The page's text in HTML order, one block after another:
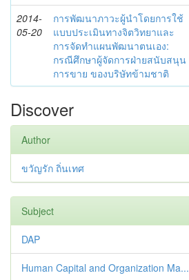
2014-
05-20
การพัฒนาภาวะผู้นำโดยการใช้
แบบประเมินทางจิตวิทยาและ
การจัดทำแผนพัฒนาตนเอง:
กรณีศึกษาผู้จัดการฝ่ายสนับสนุน
การขาย ของบริษัทข้ามชาติ
Discover
Author
ขวัญรัก ถิ่นเทศ
Subject
DAP
Human Capital and Organization Ma...